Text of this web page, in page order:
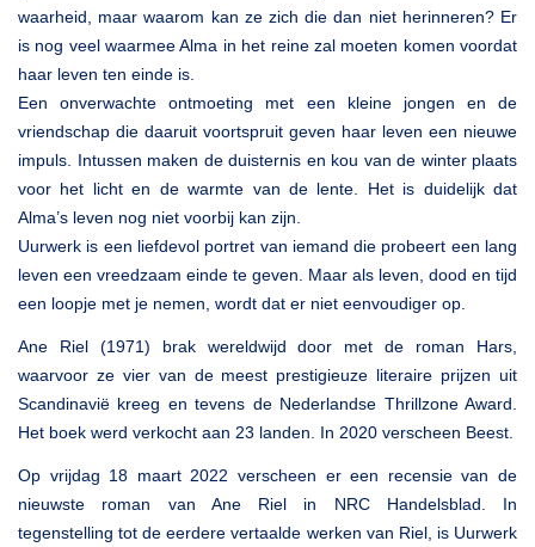
waarheid, maar waarom kan ze zich die dan niet herinneren? Er
is nog veel waarmee Alma in het reine zal moeten komen voordat
haar leven ten einde is.
Een onverwachte ontmoeting met een kleine jongen en de
vriendschap die daaruit voortspruit geven haar leven een nieuwe
impuls. Intussen maken de duisternis en kou van de winter plaats
voor het licht en de warmte van de lente. Het is duidelijk dat
Alma’s leven nog niet voorbij kan zijn.
Uurwerk is een liefdevol portret van iemand die probeert een lang
leven een vreedzaam einde te geven. Maar als leven, dood en tijd
een loopje met je nemen, wordt dat er niet eenvoudiger op.
Ane Riel (1971) brak wereldwijd door met de roman Hars,
waarvoor ze vier van de meest prestigieuze literaire prijzen uit
Scandinavië kreeg en tevens de Nederlandse Thrillzone Award.
Het boek werd verkocht aan 23 landen. In 2020 verscheen Beest.
Op vrijdag 18 maart 2022 verscheen er een recensie van de
nieuwste roman van Ane Riel in NRC Handelsblad. In
tegenstelling tot de eerdere vertaalde werken van Riel, is Uurwerk